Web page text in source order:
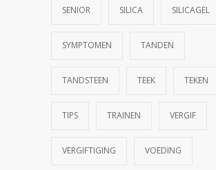
SENIOR SILICA SILICAGEL
SYMPTOMEN TANDEN
TANDSTEEN TEEK TEKEN
TIPS TRAINEN VERGIF
VERGIFTIGING VOEDING